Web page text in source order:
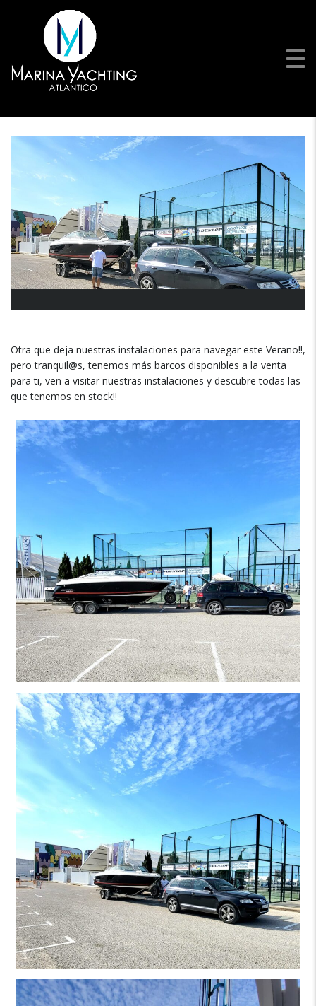
Otra que deja nuestras
instalaciones para navegar
este Verano!
Otra que deja nuestras instalaciones para navegar este Verano!!,
pero tranquil@s, tenemos más barcos disponibles a la venta
para ti, ven a visitar nuestras instalaciones y descubre todas las
que tenemos en stock!!